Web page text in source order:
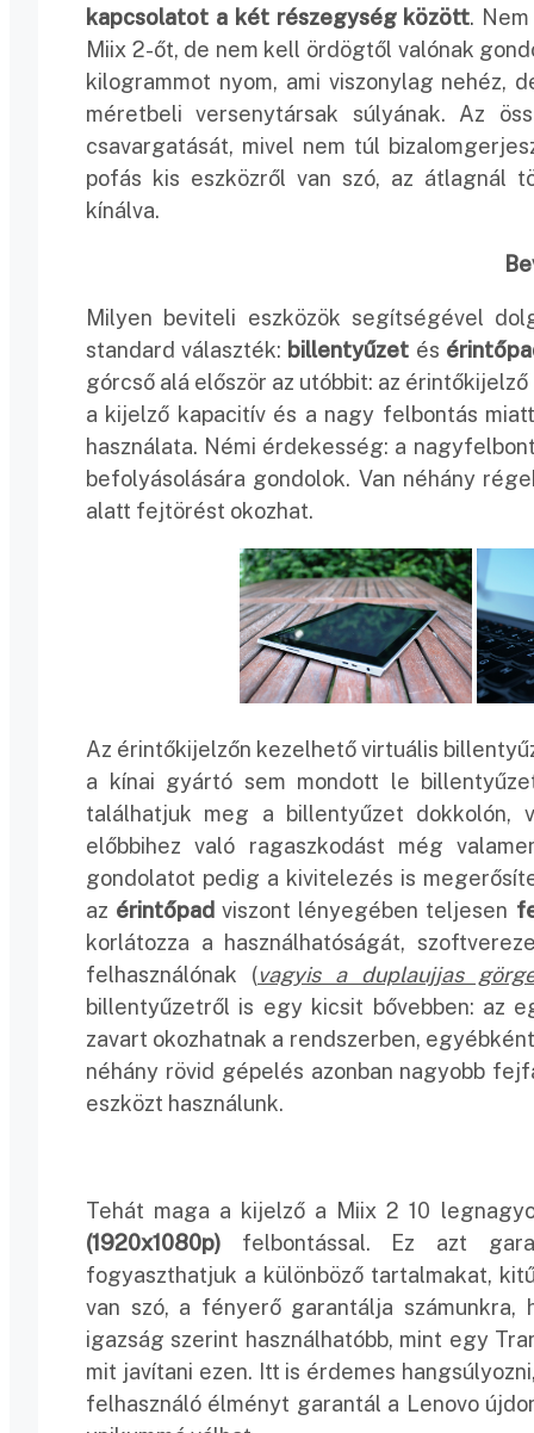
kapcsolatot a két részegység között.
Miix 2-őt, de nem kell ördögtől valónak
kilogrammot nyom, ami viszonylag nehéz,
méretbeli versenytársak súlyának. Az
csavargatását, mivel nem túl
pofás kis eszközről van szó, az átlagnál
kínálva.
Milyen beviteli eszközök segítségével
standard választék: billentyűzet és
górcső alá először az utóbbit: az
a kijelző kapacitív és a nagy felbontás
használata. Némi érdekesség: a
befolyásolására gondolok. Van néhány
alatt fejtörést okozhat.
Az érintőkijelzőn kezelhető virtuális
a kínai gyártó sem mondott le
találhatjuk meg a billentyűzet dokkolón,
előbbihez való ragaszkodást még
gondolatot pedig a kivitelezés is
az érintőpad viszont lényegében teljesen
korlátozza a használhatóságát,
felhasználónak (vagyis a duplaujjas
billentyűzetről is egy kicsit bővebben: az
zavart okozhatnak a rendszerben,
néhány rövid gépelés azonban nagyobb
eszközt használunk.
Tehát maga a kijelző a Miix 2 10
(1920x1080p) felbontással. Ez azt
fogyaszthatjuk a különböző tartalmakat,
van szó, a fényerő garantálja számunkra,
igazság szerint használhatóbb, mint egy
mit javítani ezen. Itt is érdemes
felhasználó élményt garantál a Lenovo